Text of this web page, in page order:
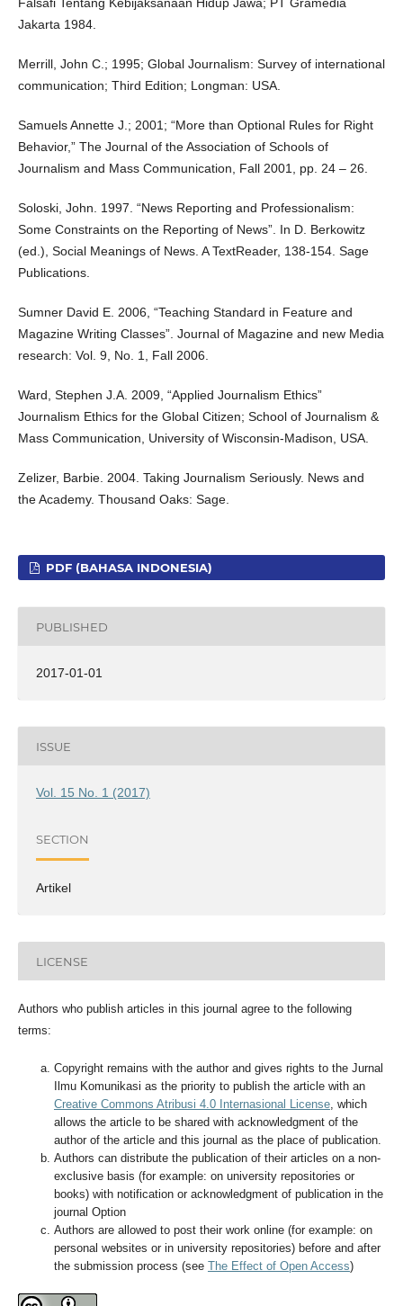
Falsafi Tentang Kebijaksanaan Hidup Jawa; PT Gramedia
Jakarta 1984.
Merrill, John C.; 1995; Global Journalism: Survey of international
communication; Third Edition; Longman: USA.
Samuels Annette J.; 2001; “More than Optional Rules for Right
Behavior,” The Journal of the Association of Schools of
Journalism and Mass Communication, Fall 2001, pp. 24 – 26.
Soloski, John. 1997. “News Reporting and Professionalism:
Some Constraints on the Reporting of News”. In D. Berkowitz
(ed.), Social Meanings of News. A TextReader, 138-154. Sage
Publications.
Sumner David E. 2006, “Teaching Standard in Feature and
Magazine Writing Classes”. Journal of Magazine and new Media
research: Vol. 9, No. 1, Fall 2006.
Ward, Stephen J.A. 2009, “Applied Journalism Ethics”
Journalism Ethics for the Global Citizen; School of Journalism &
Mass Communication, University of Wisconsin-Madison, USA.
Zelizer, Barbie. 2004. Taking Journalism Seriously. News and
the Academy. Thousand Oaks: Sage.
PDF (BAHASA INDONESIA)
PUBLISHED
2017-01-01
ISSUE
Vol. 15 No. 1 (2017)
SECTION
Artikel
LICENSE
Authors who publish articles in this journal agree to the following
terms:
Copyright remains with the author and gives rights to the Jurnal
Ilmu Komunikasi as the priority to publish the article with an
Creative Commons Atribusi 4.0 Internasional License, which
allows the article to be shared with acknowledgment of the
author of the article and this journal as the place of publication.
Authors can distribute the publication of their articles on a non-
exclusive basis (for example: on university repositories or
books) with notification or acknowledgment of publication in the
journal Option
Authors are allowed to post their work online (for example: on
personal websites or in university repositories) before and after
the submission process (see The Effect of Open Access)